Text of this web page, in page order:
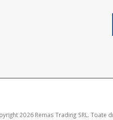
2026 Remas Trading SRL. Toate